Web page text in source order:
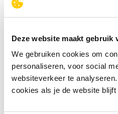
Deze website maakt gebruik
We gebruiken cookies om
personaliseren, voor social
websiteverkeer te
cookies als je de website blijft